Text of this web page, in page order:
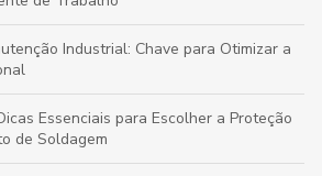
Industrial: Chave para Otimizar a
Essenciais para Escolher a Proteção
de Soldagem